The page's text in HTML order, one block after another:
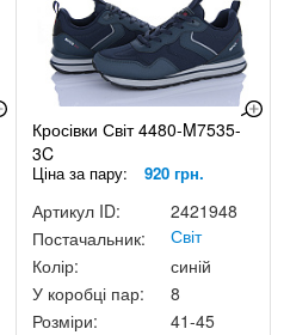
Кросівки Світ 4480-M7535-
3C
Ціна за пару: 920 грн.
Артикул ID:
2421948
Постачальник:
Світ
Колір:
синій
У коробці пар:
8
Розміри:
41-45